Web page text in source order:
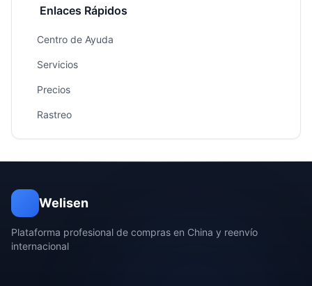
Enlaces Rápidos
Centro de Ayuda
Servicios
Precios
Rastreo
Welisen
Plataforma profesional de compras en China y reenvío
internacional